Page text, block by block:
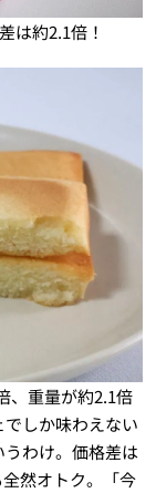
は約2.1倍！
、重量が約2.1倍
しか味わえない
うわけ。価格差は
然オトク。「今